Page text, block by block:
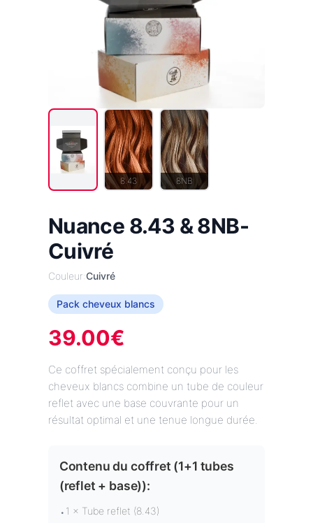
8.43 8NB
Nuance 8.43 & 8NB-
Cuivré
Couleur:Cuivré
Pack cheveux blancs
39.00€
Ce coffret spécialement conçu pour les
cheveux blancs combine un tube de couleur
reflet avec une base couvrante pour un
résultat optimal et une tenue longue durée.
Contenu du coffret (1+1 tubes
(reflet + base)):
• 1 × Tube reflet (8.43)